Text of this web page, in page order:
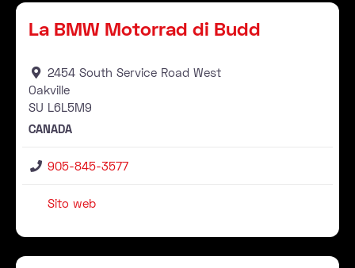
La BMW Motorrad di Budd
2454 South Service Road West
Oakville
SU L6L5M9
CANADA
905-845-3577
Sito web